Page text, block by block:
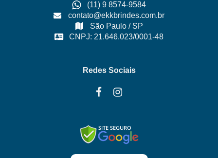
(11) 9 8574-9584
contato@ekkbrindes.com.br
São Paulo / SP
CNPJ: 21.646.023/0001-48
Redes Sociais